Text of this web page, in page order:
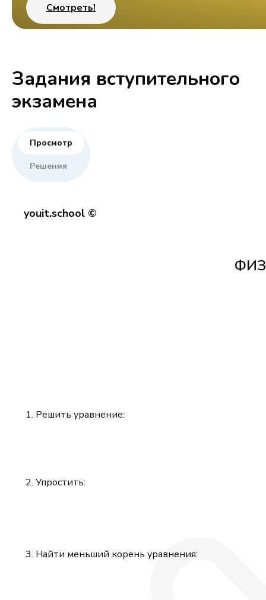
Смотреть!
Задания вступительного
экзамена
Просмотр
Решения
youit.school ©
Решить уравнение:
Упростить:
Найти меньший корень уравнения: